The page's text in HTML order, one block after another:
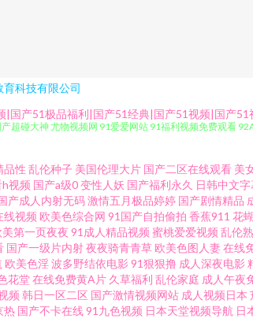
科技有限公司
国产51极品福利|国产51经典|国产51视频|国产
超碰大神 尤物视频网 91爱爱网站 91福利视频免费观看
品久久区 中日韩传媒一区 日本一级免费影片 91秦先生
伊人大香蕉AV国产 黑料AV社区 先锋影视电影人妻AV
女 国内a∨ 91n首页 国产久久麻豆精品免费 在线看国产
久 影音先锋精品av 大香蕉87 手机一级h迷奸系列 大香
品性 乱伦种子 美国伦理大片 国产二区在线观看 美
视频 国产a级0变性人妖 国产福利永久 日韩中文
产成人内射无码激情五月极品婷婷 国产剧情精品
线视频 欧美色综合网 91国产自拍偷拍 香蕉911 花
美第一页夜夜 91成人精品视频 蜜桃爱爱视频 乱伦
国产一级片内射夜夜骑青青草 欧美色图人妻在线
欧美色淫波多野结依电影 91狠狠撸 成人深夜电影
花堂在线免费黄A片 久草福利 乱伦家庭 成人午夜
频 韩日一区二区 国产激情视频网站 成人视频日本
热 国产不卡在线91九色视频 日本天堂视频导航 日